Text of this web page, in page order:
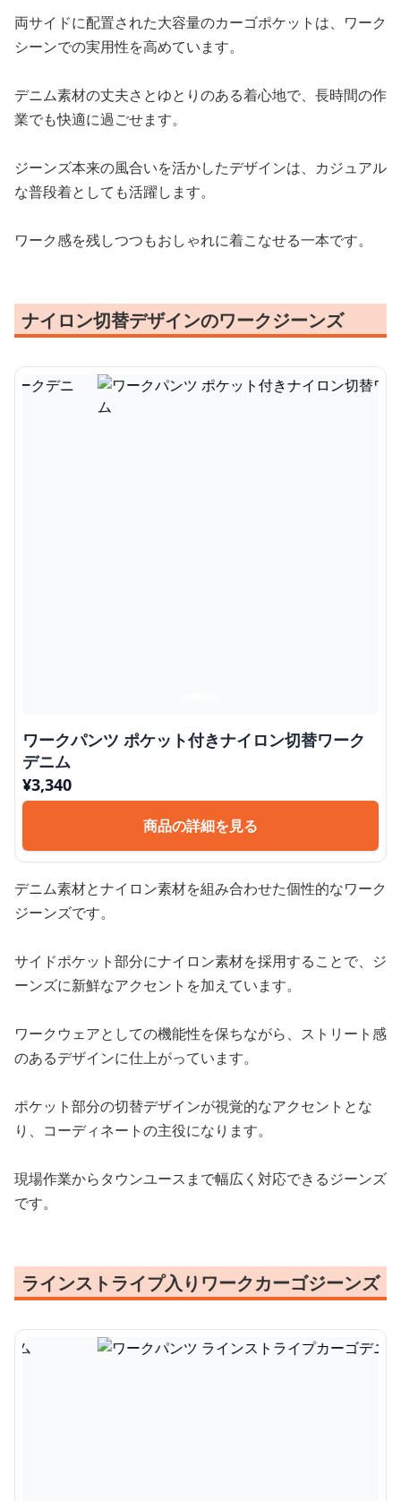
両サイドに配置された大容量のカーゴポケットは、ワーク
シーンでの実用性を高めています。
デニム素材の丈夫さとゆとりのある着心地で、長時間の作
業でも快適に過ごせます。
ジーンズ本来の風合いを活かしたデザインは、カジュアル
な普段着としても活躍します。
ワーク感を残しつつもおしゃれに着こなせる一本です。
ナイロン切替デザインのワークジーンズ
ワークパンツ ポケット付きナイロン切替ワーク
デニム
¥3,340
商品の詳細を見る
デニム素材とナイロン素材を組み合わせた個性的なワーク
ジーンズです。
サイドポケット部分にナイロン素材を採用することで、ジ
ーンズに新鮮なアクセントを加えています。
ワークウェアとしての機能性を保ちながら、ストリート感
のあるデザインに仕上がっています。
ポケット部分の切替デザインが視覚的なアクセントとな
り、コーディネートの主役になります。
現場作業からタウンユースまで幅広く対応できるジーンズ
です。
ラインストライプ入りワークカーゴジーンズ